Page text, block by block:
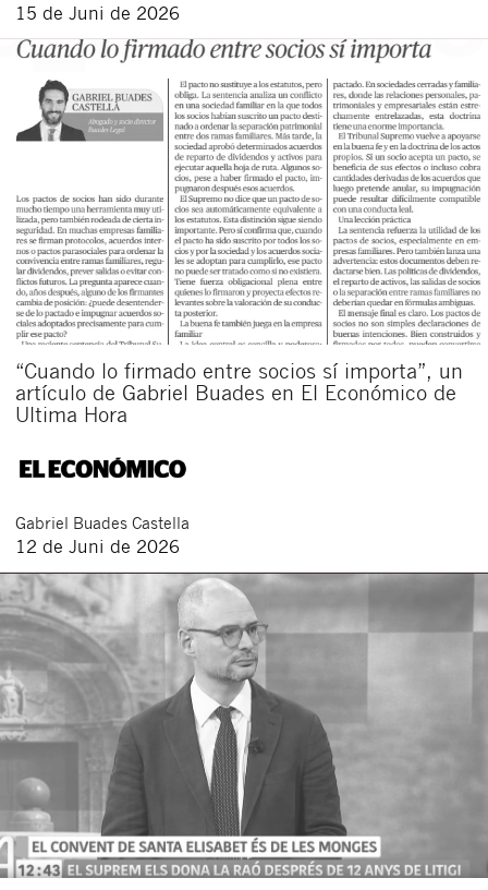
15 de Juni de 2026
“Cuando lo firmado entre socios sí importa”, un
artículo de Gabriel Buades en El Económico de
Ultima Hora
Gabriel Buades Castella
12 de Juni de 2026